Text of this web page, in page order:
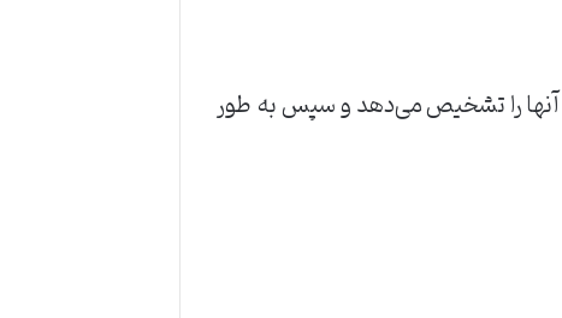
ازآنجایی‌که این دو نوع جریان بیش از حد به روش‌های بسیار متفاوتی آشکار می‌شوند، یک MCB آنها را تشخیص می‌دهد و سپس به طور